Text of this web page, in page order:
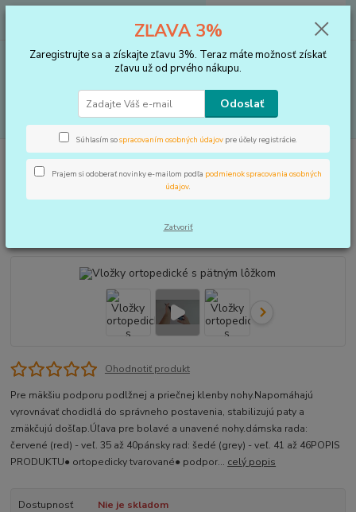
za0 €
Úvod VLOŽKY DO TOPÁNOK, KOREKTORY Vložky
Vložky ortopedické
s pätným lôžkom
Vložky ortopedické s pätným
Ohodnotiť produkt
Pre mäkšiu podporu podlžnej a priečnej klenby nohy.Napomáhajú
vyrovnávať chodidlá do správneho postavenia, stabilizujú paty a
zmäkčujú došľap.Úľava pre bolavé a unavené nohy.dámska rada:
červené (red) - veľ. 35 až 40pánsky rad: šedé (grey) - veľ. 41 až 46POPIS
PRODUKTU● ortopedicky tvarované● podpor... celý popis
Dostupnosť
Nie je skladom
ZĽAVA 3%
Zaregistrujte sa a získajte zľavu 3%. Teraz máte možnosť získať
zľavu už od prvého nákupu.
Odoslať
Súhlasím sospracovaním osobných údajov pre účely registrácie.
Prajem si odoberať novinky e-mailom podľa podmienok spracovania osobných
údajov.
Zatvoriť